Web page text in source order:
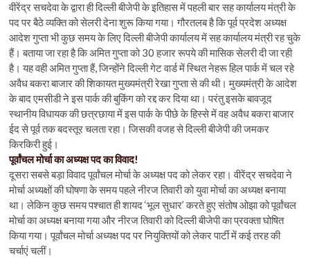
वीरेंद्र सचदेवा के द्वारा ही दिल्ली बीजेपी के इतिहास में पहली बार सह कार्यालय मंत्री के
पद पर बैठे व्यक्ति को सेलरी देना शुरू किया गया। गौरतलब है कि पूर्व प्रदेश अध्यक्ष
आदेश गुप्ता भी कुछ समय के लिए दिल्ली बीजेपी कार्यालय में सह कार्यालय मंत्री रह चुके
हैं। बताया जा रहा है कि अमित गुप्ता को 30 हजार रूपये की मासिक सेलरी दी जा रही
है। यह वही अमित गुप्ता हैं, जिन्होंने दिल्ली गेट वार्ड में स्थित नेहरू हिल पार्क में चल रहे
अवैध बकरा बाजार की शिकायत मुख्यमंत्री रेखा गुप्ता से की थी। मुख्यमंत्री के आदेश
के बाद एमसीडी ने इस पार्क की बुकिंग को रद्द कर दिया था। परंतु इसके बावजूद
स्थानीय विधायक की छत्रछाया में इस पार्क के पीछे के हिस्से में वह अवैध बकरा बाजार
ईद से पूर्व तक बदस्तूर चलता रहा। जिसकी वजह से दिल्ली बीजेपी की जमकर
किरकिरी हुई।
पूर्वांचल मोर्चा का अध्यक्ष पद का विवाद!
दूसरा सबसे बड़ा विवाद पूर्वांचल मोर्चा के अध्यक्ष पद को लेकर रहा। वीरेंद्र सचदेवा ने
मोर्चा अध्यक्षों की घोषणा के समय पहले नीरज तिवारी को युवा मोर्चा का अध्यक्ष बनाया
था। लेकिन कुछ समय पश्चात ही शायद ‘भूल सुधार’ करते हुए संतोष ओझा को पूर्वांचल
मोर्चा का अध्यक्ष बनाया गया और नीरज तिवारी को दिल्ली बीजेपी का प्रवक्ता घोषित
किया गया। पूर्वांचल मोर्चा अध्यक्ष पद पर नियुक्तियों को लेकर पार्टी में कई तरह की
चर्चाएं चलीं।